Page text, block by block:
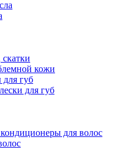
кожи
губ
для губ
для волос